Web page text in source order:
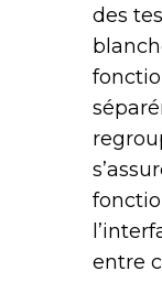
des
entre